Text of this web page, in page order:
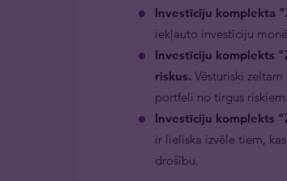
Investīciju komplekta
iekļauto investīciju
Investīciju komplekts
riskus. Vēsturiski
portfeli no tirgus riskiem.
Investīciju komplekts
ir lieliska izvēle tiem,
drošību.